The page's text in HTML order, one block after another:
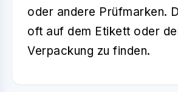
oder andere Prüfmarken.
oft auf dem Etikett oder
Verpackung zu finden.